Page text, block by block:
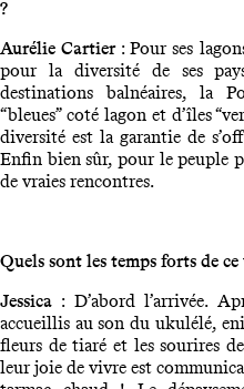
?
Aurélie Cartier : Pour ses
pour la diversité de ses
destinations balnéaires, la
“bleues” coté lagon et d’îles
diversité est la garantie de
Enfin bien sûr, pour le peuple
de vraies rencontres.
Quels sont les temps forts de ce
Jessica : D’abord l’arrivée.
accueillis au son du ukulélé,
fleurs de tiaré et les sourires
leur joie de vivre est